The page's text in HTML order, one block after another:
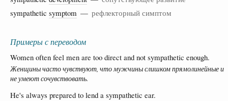
sympathetic symptom — рефлекторный симптом
Примеры с переводом
Women often feel men are too direct and not sympathetic enough.
Женщины часто чувствуют, что мужчины слишком прямолинейные и
не умеют сочувствовать.
He's always prepared to lend a sympathetic ear.